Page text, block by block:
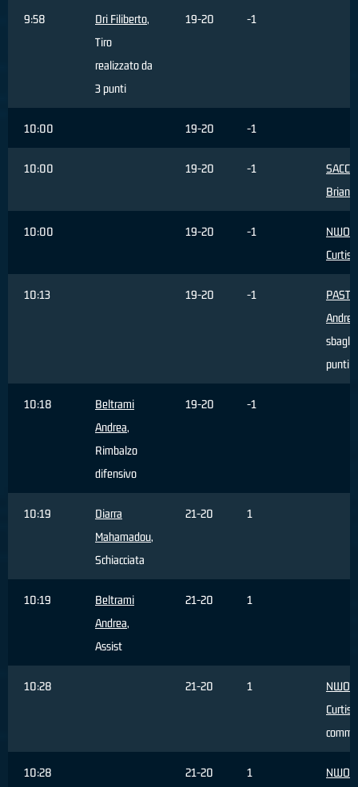
9:58 Dri Filiberto,
Tiro
realizzato da
3 punti
19-20 -1
10:00 19-20 -1
10:00 19-20 -1
Brian
10:00 19-20 -1
Curtis
10:13 19-20 -1
Andrea
punti
10:18
Beltrami
Andrea,
Rimbalzo
difensivo
19-20 -1
10:19
Diarra
Mahamadou,
Schiacciata
21-20 1
10:19
Beltrami
Andrea,
Assist
21-20 1
10:28 21-20 1
Curtis
10:28 21-20 1